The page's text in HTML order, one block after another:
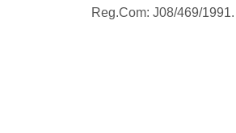
Reg.Com: J08/469/1991.